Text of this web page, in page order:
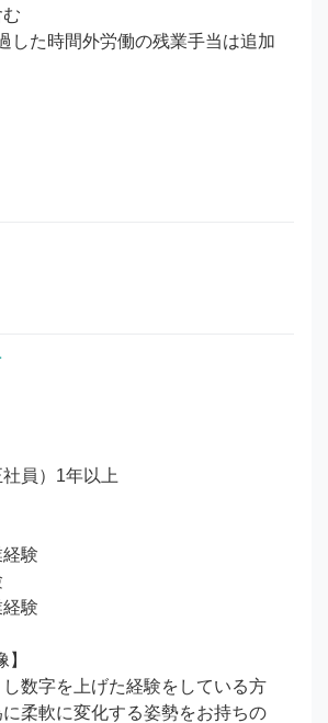
した時間外労働の残業手当は追加
員）1年以上
験
験
数字を上げた経験をしている方
柔軟に変化する姿勢をお持ちの